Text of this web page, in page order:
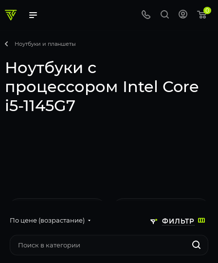
0
Ноутбуки и планшеты
Ноутбуки с
процессором Intel Core
i5-1145G7
ФИЛЬТР
По цене (возрастание)